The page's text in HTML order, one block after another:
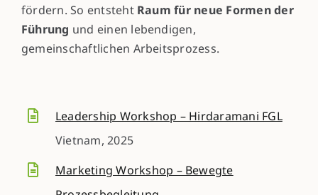
fördern. So entsteht Raum für neue Formen der
Führung und einen lebendigen,
gemeinschaftlichen Arbeitsprozess.
Leadership Workshop – Hirdaramani FGL
Vietnam, 2025
Marketing Workshop – Bewegte